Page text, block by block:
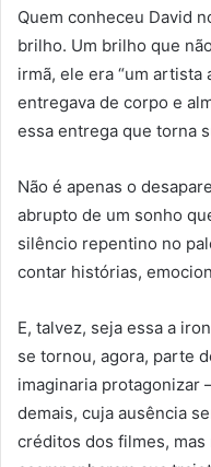
Quem conheceu David
brilho. Um brilho que
irmã, ele era “um artista
entregava de corpo e
essa entrega que torna
Não é apenas o
abrupto de um sonho
silêncio repentino no
contar histórias,
E, talvez, seja essa a
se tornou, agora, parte
imaginaria protagonizar
demais, cuja ausência
créditos dos filmes,